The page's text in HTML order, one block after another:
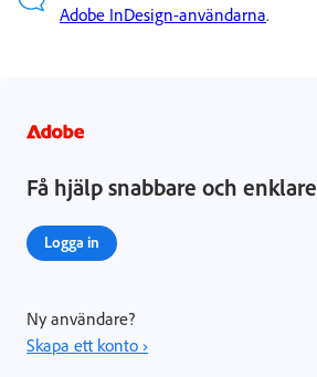
Adobe InDesign-användarna.
Få hjälp snabbare och enklare
Logga in
Ny användare?
Skapa ett konto ›